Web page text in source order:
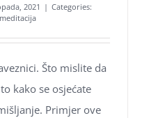
2021 | Categories:
meditacija
Što mislite da
kako se osjećate
Primjer ove